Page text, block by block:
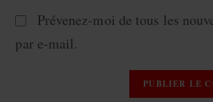
Prévenez-moi de tous les
par e-mail.